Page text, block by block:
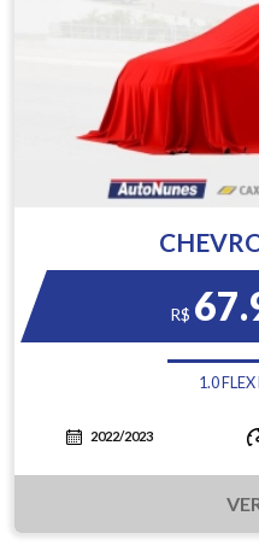
R$
1.0
2022/2023